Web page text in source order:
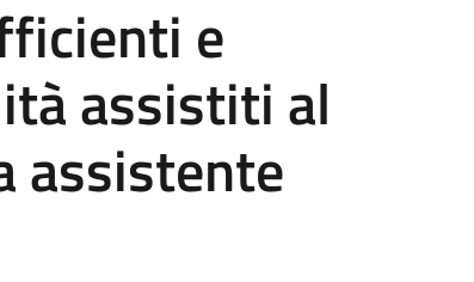
e
assistiti al
assistente